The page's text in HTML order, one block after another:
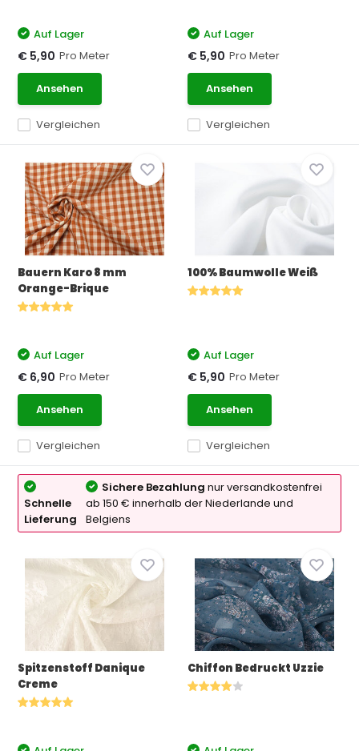
Vergleichen
Auf Lager
€ 5,90 Pro Meter
Ansehen
Vergleichen
Auf Lager
€ 5,90 Pro Meter
Ansehen
Bauern Karo 8 mm
Orange-Brique
Vergleichen
Auf Lager
€ 6,90 Pro Meter
Ansehen
100% Baumwolle Weiß
Vergleichen
Auf Lager
€ 5,90 Pro Meter
Ansehen
Schnelle
Lieferung
Sichere Bezahlung nur versandkostenfrei
ab 150 € innerhalb der Niederlande und
Belgiens
Spitzenstoff Danique
Creme
Chiffon Bedruckt Uzzie